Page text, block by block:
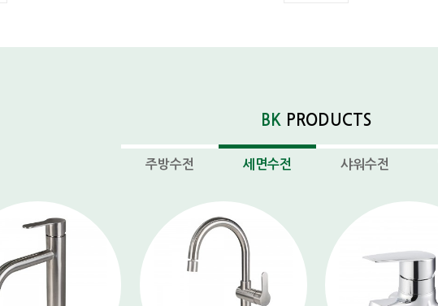
BK PRODUCTS
주방수전 세면수전 샤워수전